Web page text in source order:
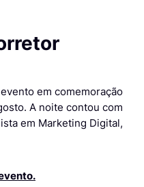
em comemoração
A noite contou com
em Marketing Digital,